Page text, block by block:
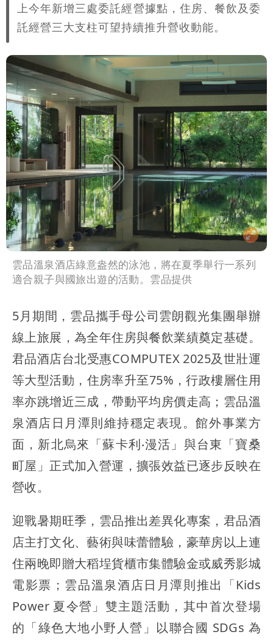
上今年新增三處委託經營據點，住房、餐飲及委
託經營三大支柱可望持續推升營收動能。
雲品溫泉酒店綠意盎然的泳池，將在夏季舉行一系列
適合親子與國旅出遊的活動。雲品提供
5月期間，雲品攜手母公司雲朗觀光集團舉辦
線上旅展，為全年住房與餐飲業績奠定基礎。
君品酒店台北受惠COMPUTEX 2025及世壯運
等大型活動，住房率升至75%，行政樓層住用
率亦跳增近三成，帶動平均房價走高；雲品溫
泉酒店日月潭則維持穩定表現。館外事業方
面，新北烏來「蘇卡利‧漫活」與台東「寶桑
町屋」正式加入營運，擴張效益已逐步反映在
營收。
迎戰暑期旺季，雲品推出差異化專案，君品酒
店主打文化、藝術與味蕾體驗，豪華房以上連
住兩晚即贈大稻埕貨櫃市集體驗金或威秀影城
電影票；雲品溫泉酒店日月潭則推出「Kids
Power 夏令營」雙主題活動，其中首次登場
的「綠色大地小野人營」以聯合國 SDGs 為